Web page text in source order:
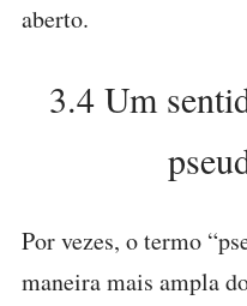
aberto.
3.4 Um
Por vezes, o termo
maneira mais ampla